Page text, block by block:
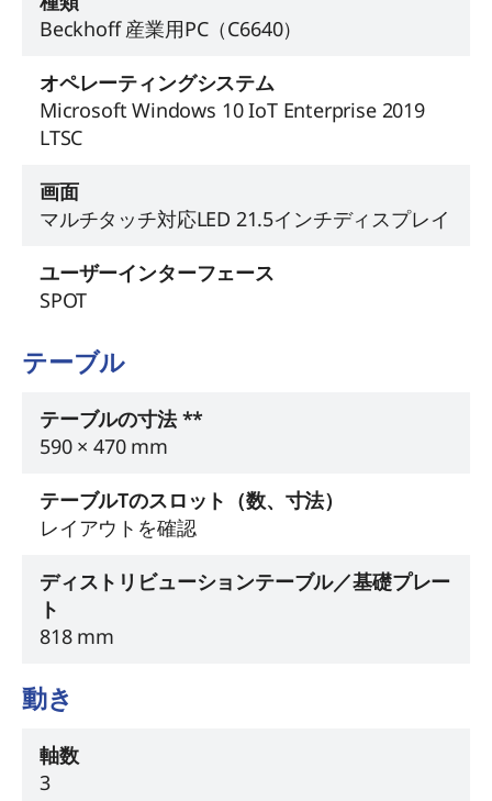
Beckhoff 産業用PC（C6640）
オペレーティングシステム
Microsoft Windows 10 IoT Enterprise 2019
LTSC
画面
マルチタッチ対応LED 21.5インチディスプレイ
ユーザーインターフェース
SPOT
テーブル
テーブルの寸法 **
590 × 470 mm
テーブルTのスロット（数、寸法）
レイアウトを確認
ディストリビューションテーブル／基礎プレー
ト
818 mm
動き
軸数
3